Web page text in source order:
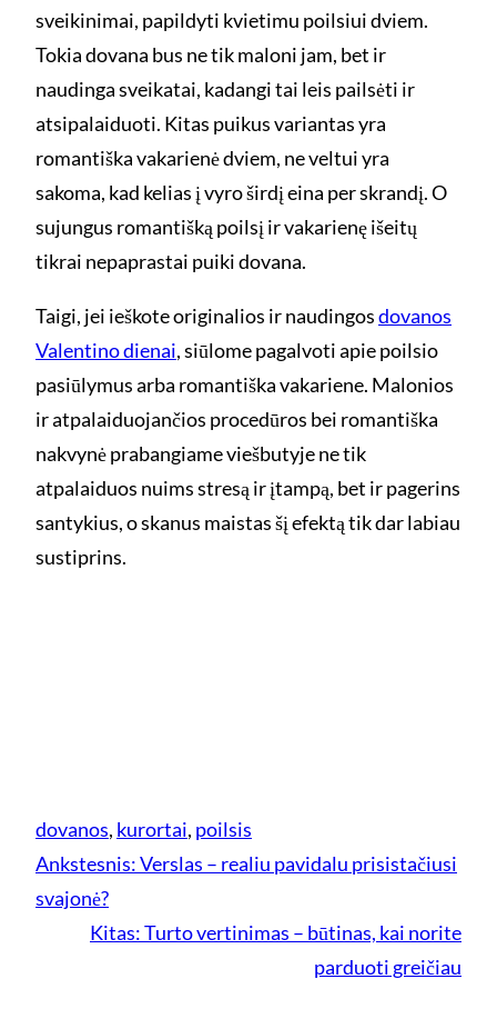
sveikinimai, papildyti kvietimu poilsiui dviem.
Tokia dovana bus ne tik maloni jam, bet ir
naudinga sveikatai, kadangi tai leis pailsėti ir
atsipalaiduoti. Kitas puikus variantas yra
romantiška vakarienė dviem, ne veltui yra
sakoma, kad kelias į vyro širdį eina per skrandį. O
sujungus romantišką poilsį ir vakarienę išeitų
tikrai nepaprastai puiki dovana.
Taigi, jei ieškote originalios ir naudingosdovanos
Valentino dienai, siūlome pagalvoti apie poilsio
pasiūlymus arba romantiška vakariene. Malonios
ir atpalaiduojančios procedūros bei romantiška
nakvynė prabangiame viešbutyje ne tik
atpalaiduos nuims stresą ir įtampą, bet ir pagerins
santykius, o skanus maistas šį efektą tik dar labiau
sustiprins.
dovanos, kurortai, poilsis
Ankstesnis:Verslas – realiu pavidalu prisistačiusi
svajonė?
Kitas:Turto vertinimas – būtinas, kai norite
parduoti greičiau